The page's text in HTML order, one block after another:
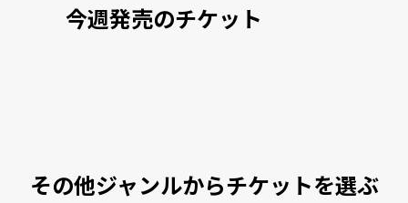
今週発売のチケット
その他ジャンルからチケットを選ぶ